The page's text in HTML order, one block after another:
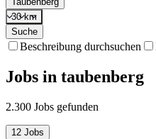
30 km
Suche
Beschreibung durchsuchen
Jobs in taubenberg
2.300 Jobs gefunden
12 Jobs